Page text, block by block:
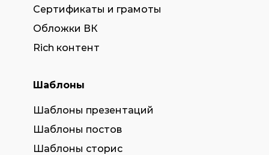
Сертификаты и грамоты
Обложки ВК
Rich контент
Шаблоны
Шаблоны презентаций
Шаблоны постов
Шаблоны сторис